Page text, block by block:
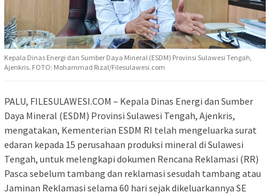
Kepala Dinas Energi dan Sumber Daya Mineral (ESDM) Provinsi Sulawesi Tengah,
Ajenkris. FOTO: Mohammad Rizal/Filesulawesi.com
PALU, FILESULAWESI.COM – Kepala Dinas Energi dan Sumber
Daya Mineral (ESDM) Provinsi Sulawesi Tengah, Ajenkris,
mengatakan, Kementerian ESDM RI telah mengeluarka surat
edaran kepada 15 perusahaan produksi mineral di Sulawesi
Tengah, untuk melengkapi dokumen Rencana Reklamasi (RR)
Pasca sebelum tambang dan reklamasi sesudah tambang atau
Jaminan Reklamasi selama 60 hari sejak dikeluarkannya SE